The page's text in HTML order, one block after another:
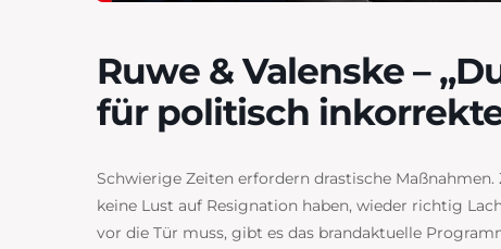
Ruwe & Valenske –
für politisch
Schwierige Zeiten erfordern drastische
keine Lust auf Resignation haben, wieder richtig
vor die Tür muss, gibt es das brandaktuelle